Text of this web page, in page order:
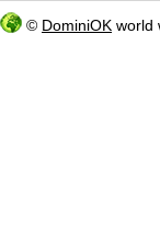
© DominiOK world